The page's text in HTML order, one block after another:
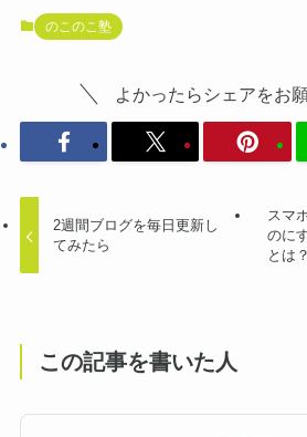
のこのこ塾
よかったらシェアをお
2週間ブログを毎日更新し
てみたら
スマ
のに
とは？
この記事を書いた人